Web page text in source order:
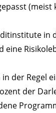
in
eine
der Regel
der